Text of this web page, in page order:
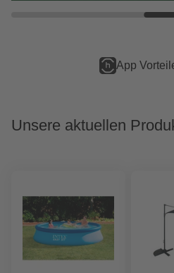
Online reservieren,
Unsere aktuellen